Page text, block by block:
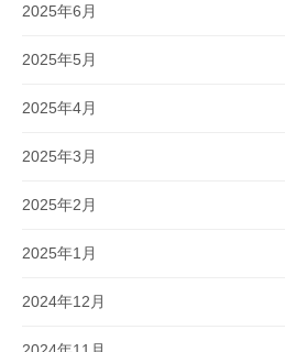
2025年6月
2025年5月
2025年4月
2025年3月
2025年2月
2025年1月
2024年12月